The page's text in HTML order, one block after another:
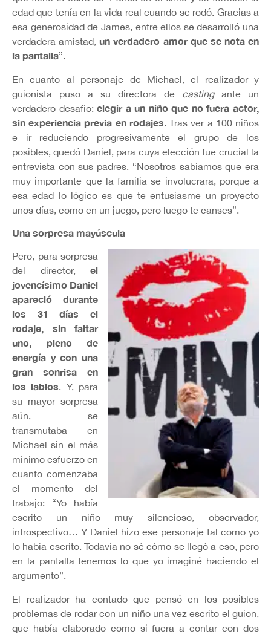
edad que tenía en la vida real cuando se rodó. Gracias a
esa generosidad de James, entre ellos se desarrolló una
verdadera amistad, un verdadero amor que se nota en
la pantalla”.
En cuanto al personaje de Michael, el realizador y
guionista puso a su directora de castingante un
verdadero desafío:elegir a un niño que no fuera actor,
sin experiencia previa en rodajes. Tras ver a 100 niños
e ir reduciendo progresivamente el grupo de los
posibles, quedó Daniel, para cuya elección fue crucial la
entrevista con sus padres. “Nosotros sabíamos que era
muy importante que la familia se involucrara, porque a
esa edad lo lógico es que te entusiasme un proyecto
unos días, como en un juego, pero luego te canses”.
Una sorpresa mayúscula
Pero, para sorpresa
del director, el
jovencísimo Daniel
apareció durante
los 31 días el
rodaje, sin faltar
uno, pleno de
energía y con una
gran sonrisa en
los labios. Y, para
su mayor sorpresa
aún, se
transmutaba en
Michael sin el más
mínimo esfuerzo en
cuanto comenzaba
el momento del
trabajo: “Yo había
escrito un niño muy silencioso, observador,
introspectivo… Y Daniel hizo ese personaje tal como yo
lo había escrito. Todavía no sé cómo se llegó a eso, pero
en la pantalla tenemos lo que yo imaginé haciendo el
argumento”.
El realizador ha contado que pensó en los posibles
problemas de rodar con un niño una vez escrito el guion,
que había elaborado como si fuera a contar con dos